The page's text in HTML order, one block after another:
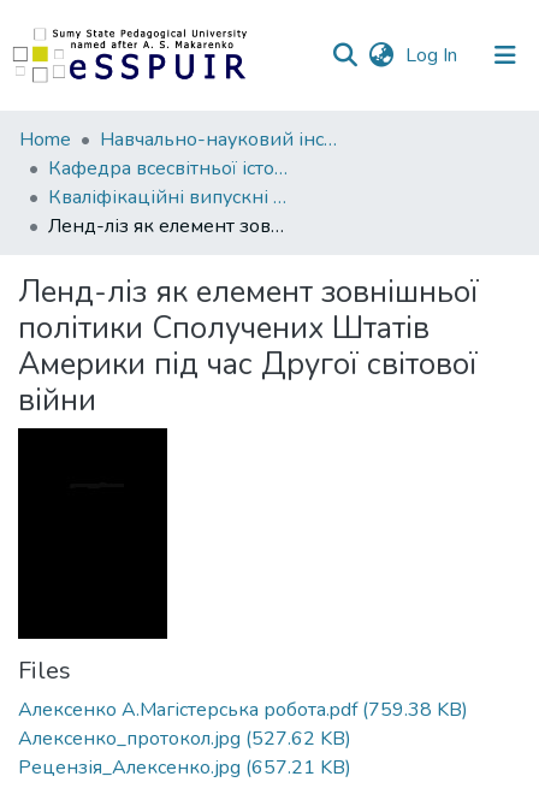
Log In (current)
Communities
&
Collections
All of DSpace
Statistics
Home
Навчально-науковий інститут історії, права та міжнародних відносин
Кафедра всесвітньої історії, міжнародних відносин та методики навчання історичних дисциплін
Кваліфікаційні випускні роботи здобувачів вищої освіти
Ленд-ліз як елемент зовнішньої політики Сполучених Штатів Америки під час Другої світової війни
Ленд-ліз як елемент зовнішньої
політики Сполучених Штатів
Америки під час Другої світової
війни
Files
Алексенко А.Магістерська робота.pdf(759.38 KB)
Алексенко_протокол.jpg (527.62 KB)
Рецензія_Алексенко.jpg (657.21 KB)